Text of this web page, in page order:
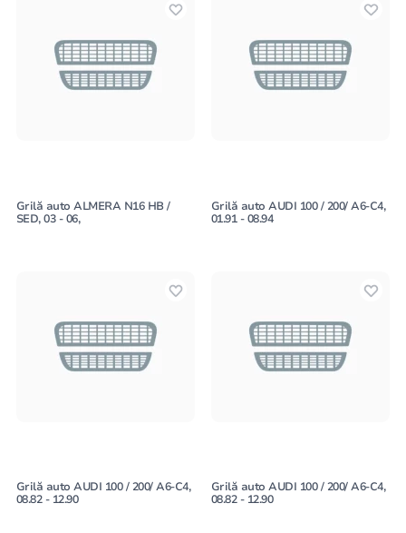
Grilă auto ALMERA N16 HB /
SED, 03 - 06,
Grilă auto AUDI 100 / 200/ A6-C4,
01.91 - 08.94
Grilă auto AUDI 100 / 200/ A6-C4,
08.82 - 12.90
Grilă auto AUDI 100 / 200/ A6-C4,
08.82 - 12.90